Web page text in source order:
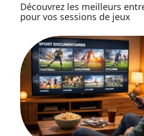
Découvrez les meilleurs
pour vos sessions de jeux